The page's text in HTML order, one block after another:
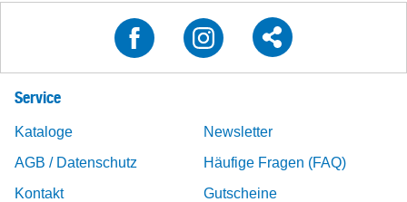
Service
Kataloge
Newsletter
AGB / Datenschutz
Häufige Fragen (FAQ)
Kontakt
Gutscheine